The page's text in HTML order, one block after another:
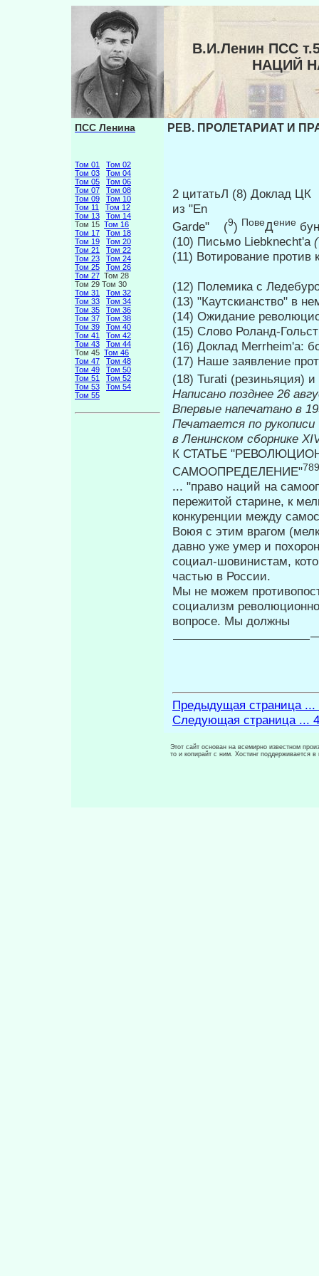
В.И.Ленин ПСС
НАЦИЙ
ПСС Ленина
Том 01
Том 02
Том 03
Том 04
Том 05
Том 06
Том 07
Том 08
Том 09
Том 10
Том 11
Том 12
Том 13
Том 14
Том 15 Том 16
Том 17
Том 18
Том 19
Том 20
Том 21
Том 22
Том 23
Том 24
Том 25
Том 26
Том 27 Том 28
Том 29 Том 30
Том 31
Том 32
Том 33
Том 34
Том 35
Том 36
Том 37
Том 38
Том 39
Том 40
Том 41
Том 42
Том 43
Том 44
Том 45 Том 46
Том 47
Том 48
Том 49
Том 50
Том 51
Том 52
Том 53
Том 54
Том 55
РЕВ. ПРОЛЕТАРИАТ И
2 цитатьЛ (8) Доклад ЦК
из "En
Garde" (9) ПовеДение
(10) Письмо Liebknecht'a
(11) Вотирование против
(12) Полемика с
(13) "Каутскианство" в
(14) Ожидание
(15) Слово Роланд-
(16) Доклад Merrheim'a:
(17) Наше заявление
(18) Turati (резиньяция) и
Написано позднее 26
Впервые
Печатается по рукописи
в Ленинском сборнике
К СТАТЬЕ
САМООПРЕДЕЛЕНИЕ"789
... "право наций на
пережитой старине, к
конкуренции между
Воюя с этим врагом
давно уже умер и
социал-шовинистам,
частью в России.
Мы не можем
социализм
вопросе. Мы должны
Предыдущая страница ...
Следующая страница ...
Этот сайт основан на всемирно известном
то и копирайт с ним. Хостинг поддерживается